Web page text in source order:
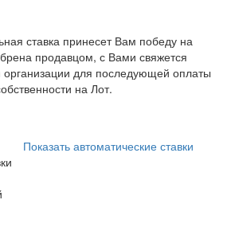
ставка принесет Вам победу на
продавцом, с Вами свяжется
организации для последующей оплаты
на Лот.
Показать автоматические ставки